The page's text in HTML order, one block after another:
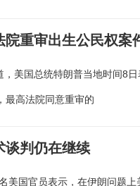
重审出生公民权案
美国总统特朗普当地时间8
最高法院同意重审的
谈判仍在继续
美国官员表示，在伊朗问题